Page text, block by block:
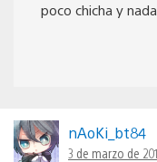
poco chicha y
nAoKi_bt84
3 de marzo de